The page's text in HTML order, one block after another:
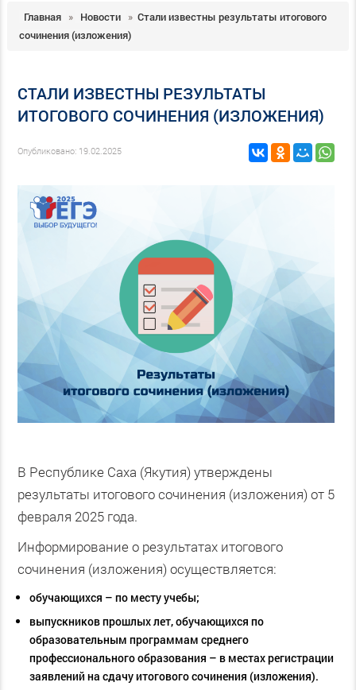
Главная » Новости » Стали известны результаты итогового
сочинения (изложения)
СТАЛИ ИЗВЕСТНЫ РЕЗУЛЬТАТЫ
ИТОГОВОГО СОЧИНЕНИЯ (ИЗЛОЖЕНИЯ)
Опубликовано: 19.02.2025
В Республике Саха (Якутия) утверждены
результаты итогового сочинения (изложения) от 5
февраля 2025 года.
Информирование о результатах итогового
сочинения (изложения) осуществляется:
обучающихся – по месту учебы;
выпускников прошлых лет, обучающихся по
образовательным программам среднего
профессионального образования – в местах регистрации
заявлений на сдачу итогового сочинения (изложения).